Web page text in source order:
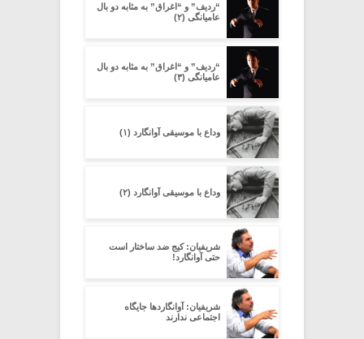
“ردیف” و “اغراق” به مثابه دو بال
عامیانگی (۲)
“ردیف” و “اغراق” به مثابه دو بال
عامیانگی (۳)
وداع با موسیقی آوانگارد (۱)
وداع با موسیقی آوانگارد (۲)
شریفیان: کیج ضد ساختار است
حتی آوانگارد!
شریفیان: آوانگاردها جایگاه
اجتماعی ندارند